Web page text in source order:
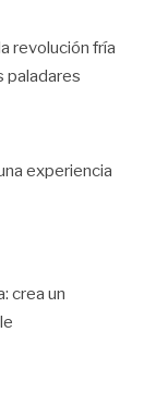
revolución fría
paladares
experiencia
crea un